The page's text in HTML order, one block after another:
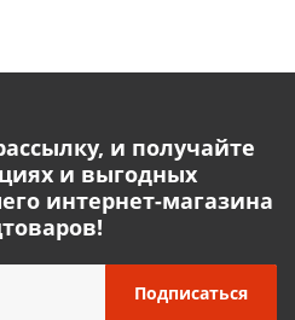
и получайте
и выгодных
интернет-магазина